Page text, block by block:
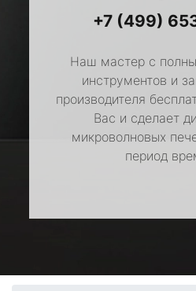
+7 (499)
Наш мастер с
инструментов и
производителя
Вас и сделает
микроволновых
период